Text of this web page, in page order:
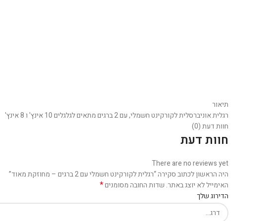
תיאור
רגלית אוניברסלית לקורקינט חשמלי, עם 2 ברגים מתאים לגלגלים 10 אינץ' ו 8 אינץ'
חוות דעת (0)
חוות דעת
There are no reviews yet
היה הראשון לכתוב סקירה “רגלית לקורקינט חשמלי עם 2 ברגים – מחוזקת מאוד”
האימייל לא יוצג באתר. שדות החובה מסומנים*
הדירוג שלך